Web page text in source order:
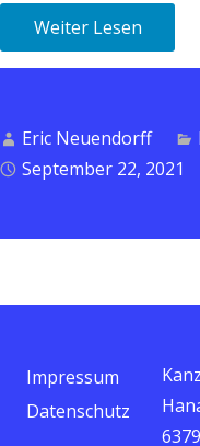
Weiter Lesen
Eric Neuendorff
September 22, 2021
Impressum
Datenschutz